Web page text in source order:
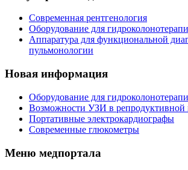
Современная рентгенология
Оборудование для
Аппаратура для функциональной
пульмонологии
Новая информация
Оборудование для
Возможности УЗИ в репродуктивной
Портативные электрокардиографы
Современные глюкометры
Меню медпортала